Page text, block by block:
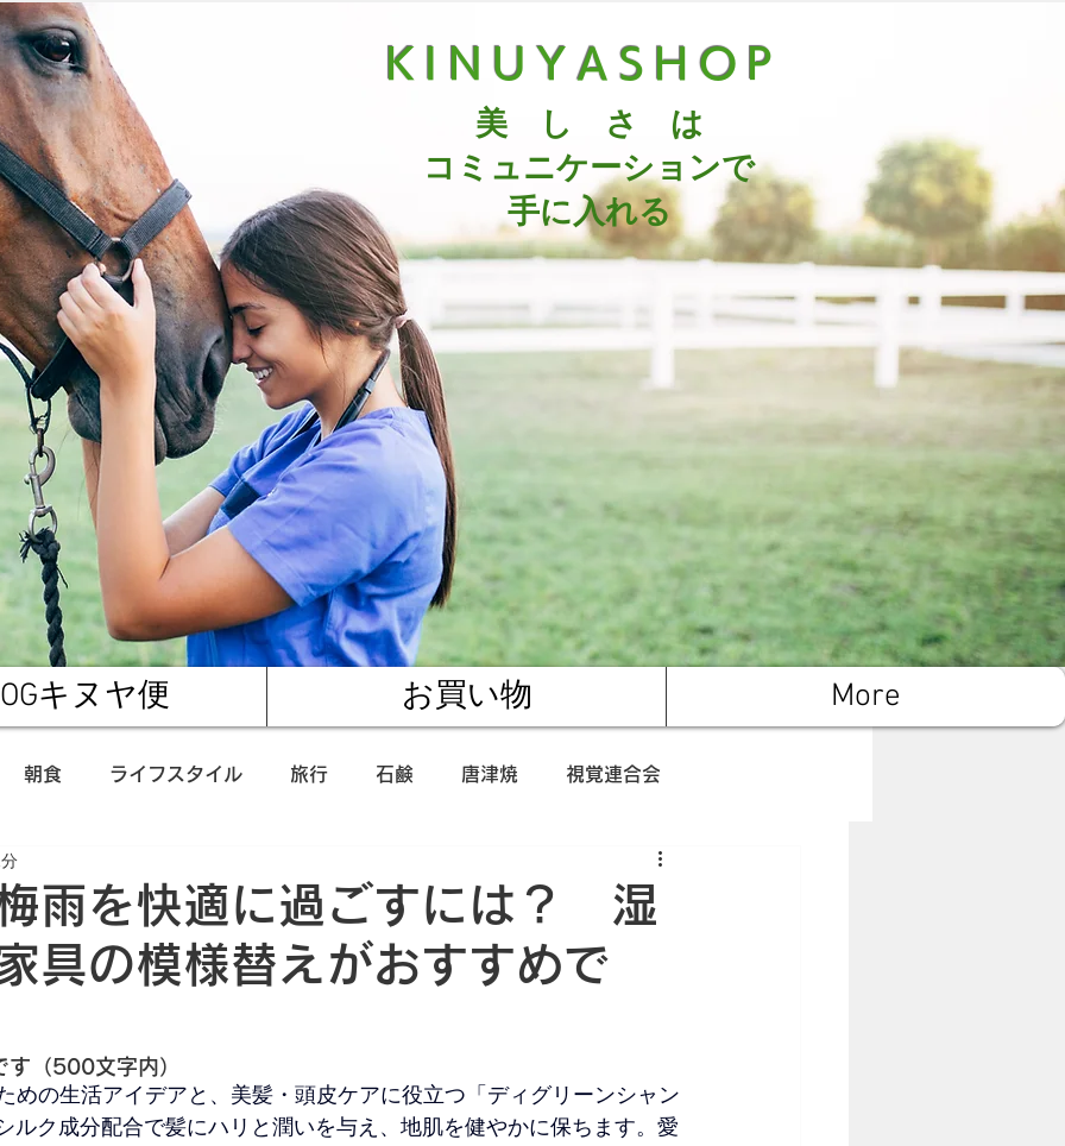
KINUYASHOP
美 し さ は
コミュニケーションで
手に入れる
キヌヤ便 お買い物 More
朝食 ライフスタイル 旅行 石鹸 唐津焼 視覚連合会
雨を快適に過ごすには？ 湿
具の模様替えがおすすめで
（500文字内）
めの生活アイデアと、美髪・頭皮ケアに役立つ「ディグリーンシャン
ルク成分配合で髪にハリと潤いを与え、地肌を健やかに保ちます。愛